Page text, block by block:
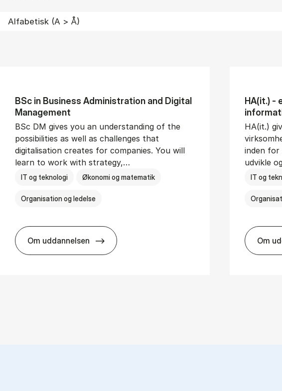
BSc in Busi­ness Ad­min­is­tra­tion and Di­git­al
Man­age­ment
BSc DM gives you an understanding of the
possibilities as well as challenges that
digitalisation creates for companies. You will
learn to work with strategy,…
IT og teknologi Økonomi og matematik
Organisation og ledelse
Om uddannelsen
BSc in Busi­ness Ad­min­is­tra­tion and Di­git­al Man­age­ment
HA(it.) -
HA(it.)
inden
udvikle
IT og
Om